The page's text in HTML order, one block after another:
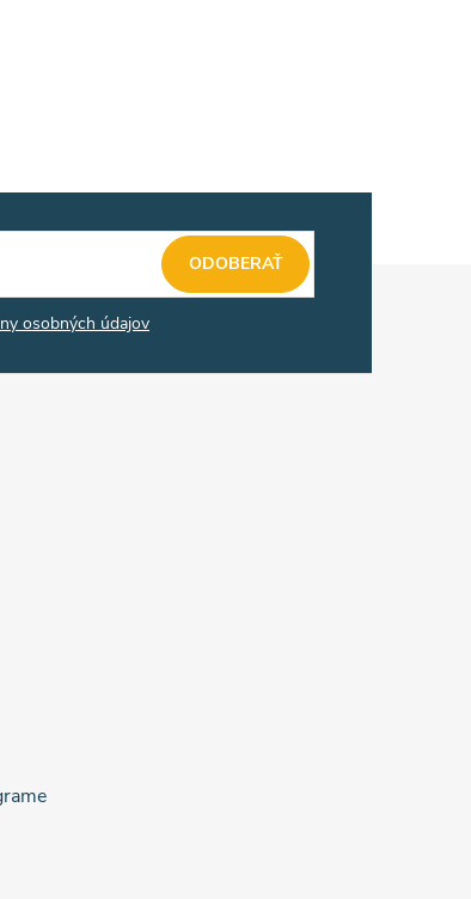
osobných údajov
ODOBERAŤ